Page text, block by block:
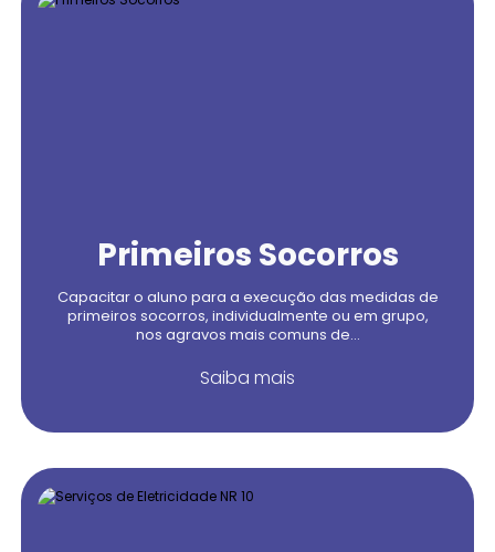
Primeiros Socorros
Capacitar o aluno para a execução das medidas de
primeiros socorros, individualmente ou em grupo,
nos agravos mais comuns de...
Saiba mais